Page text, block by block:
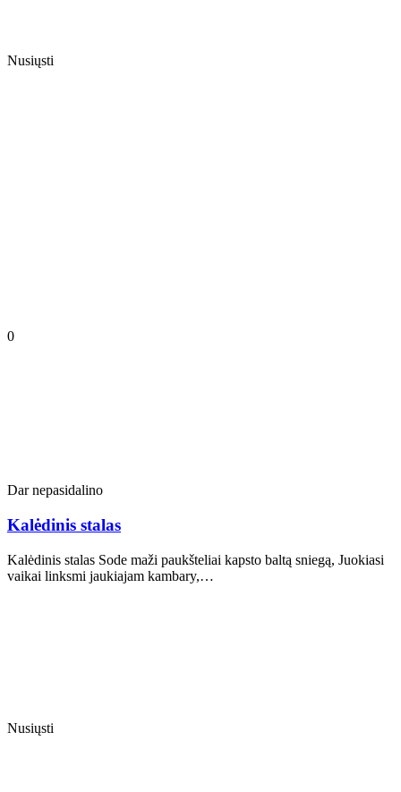
Nusiųsti
0
Dar nepasidalino
Kalėdinis stalas
Kalėdinis stalas Sode maži paukšteliai kapsto baltą sniegą, Juokiasi
vaikai linksmi jaukiajam kambary,…
Nusiųsti